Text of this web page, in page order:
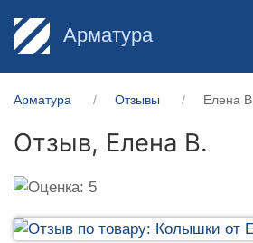
Арматура
Арматура Отзывы Елена В.
Отзыв, Елена В.